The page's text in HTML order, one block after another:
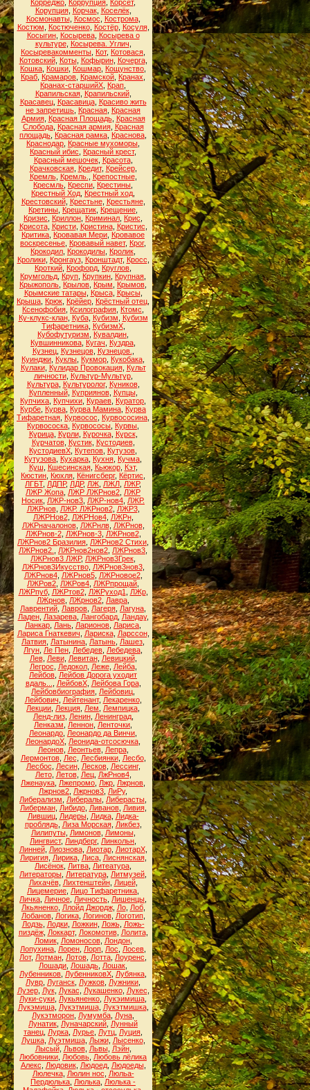
Корреджо Коррупция Корсет,
Корупция, Корчак, Коселёк,
Космонавты, Космос Кострома,
Костюм
Костюченко, Костёр, Косуля,
Косыгин, Косырева, Косырева о
культуре, Косырева. Углич
Косыревакомменты Кот, Котовася
Котовский, Коты, Кофырин, Кочерга,
Кошка Кошки Кошмар Кощунство
Краб Крамаров Крамской Кранах
Кранах-старшийХ Крап
Крапильская, Крапильский,
Красавец, Красавица, Красиво жить
не запретишь Красная Красная
Армия, Красная Площадь, Красная
Слобода, Красная армия, Красная
площадь Красная рамка Краснова
Краснодар Красные мухоморы
Красный ибис
Красный крест,
Красный мешочек, Красота,
Крачковская, Кредит, Крейсер,
Кремль, Кремль. Крепостные,
Кресмль Креспи Крестины
Крестный Ход Крестный ход
Крестовский, Крестьне, Крестьяне,
Кретины Крещатик Крещение
Кризис
Криллон Криминал Крис
Крисота, Кристи, Кристина, Кристис
Критика Кровавая Мери Кровавое
воскресенье Кровавый навет, Крог,
Крокодил Крокодилы Кролик
Кролики, Кронгауз, Кронштадт, Кросс
Кроткий Крофорд Круглов
Крумгольд Круп Крупкин Крупная
Крыжополь Крылов Крым Крымов
Крымские татары, Крыса, Крысы,
Крыша Крюк Крёйер Крёстный отец
Ксенофобия Ксилография Ктомс
Ку-клукс-клан, Куба, Кубизм
Кубизм
Тифаретника, КубизмХ,
Кубофутуризм
Кувалдин
Кувшинникова Кугач Куздра
Кузнец, Кузнецов, Кузнецов.
Куинджи Куклы Кукмор Кукобака
Кулаки, Кулидар Провокация, Культ
личности, Культур-Мультур,
Культура, Культуролог, Куников,
Купленный, Куприянов, Купцы,
Купчиха Купчихи Кураев Куратор
Курбе Курва Курва Мамина Курва
Тифаретная Курвосос Курвососина
Курвососка Курвососы Курвы
Курица, Курли, Курочка, Курск,
Курчатов, Кустик, Кустодиев,
КустодиевХ Кутепов Кутузов
Кутузова Кухарка Кухня Кучма
Куш
Кшесинская, Кьюкор, Кэт,
Кюстин Кюхля Кёнигсберг, Кёртис
ЛГБТ, ЛДПР, ЛДР, ЛЖ ЛЖЛ ЛЖР,
ЛЖР Жопа ЛЖР ЛЖРнов2 ЛЖР
Носик ЛЖР-нов3 ЛЖР-нов4 ЛЖР.
ЛЖРнов, ЛЖР. ЛЖРнов2, ЛЖР3,
ЛЖРНов2, ЛЖРНов4, ЛЖРн,
ЛЖРначалонов, ЛЖРнлв, ЛЖРнов,
ЛЖРнов-2, ЛЖРнов-3, ЛЖРнов2,
ЛЖРнов2 Бразилия ЛЖРнов2 Стихи
ЛЖРнов2.
ЛЖРнов2нов2 ЛЖРнов3
ЛЖРнов3 ЛЖР, ЛЖРнов3Грек
ЛЖРнов3Икусство, ЛЖРнов3нов3,
ЛЖРнов4, ЛЖРнов5, ЛЖРновое2,
ЛЖРов2 ЛЖРов4 ЛЖРпрощай
ЛЖРпуб, ЛЖРтов2, ЛЖРуход1 ЛЖр,
ЛЖрнов ЛЖрнов2 Лавра
Лаврентий Лавров Лагеря Лагуна
Ладен, Лазарева, Лангобард, Ландау,
Ланкар Лань Ларионов Лариса
Лариса Гнаткевич
Лариска, Ларссон,
Латвия Латынина Латынь Лашез
Лгун Ле Пен Лебедев Лебедева
Лев, Леви, Левитан, Левицкий,
Легрос
Ледокол, Леже, Лейба,
Лейбов Лейбов Дорога уходит
вдаль...
ЛейбовХ, Лейбова Гора,
Лейбовбиография Лейбовиц
Лейбович
Лейтенант, Лекаренко,
Лекции Лекция Лем Лемпицка
Ленд-лиз, Ленин, Ленинград,
Ленказм
Леннон Ленточки
Леонардо Леонардо да Винчи
ЛеонардоХ Леонида-отсосючка
Леонов, Леонтьев, Лепра,
Лермонтов, Лес Лесбиянки, Лесбо,
Лесбос
Лесин, Лесков, Лессинг,
Лето, Летов, Лец, ЛжРнов4,
Лженаука Лжепромо Лжр Лжрнов
Лжрнов2 Лжрнов3 ЛиРу,
Либерализм
Либералы Либерасты
Либерман, Либидо, Ливанов, Ливия,
Лившиц, Лидеры, Лидка, Лидка-
проблядь, Лиза Морская, Ликбез,
Лилипуты, Лимонов, Лимоны,
Лингвист, Линдберг, Линкольн
Линней, Лиознова, Лиотар, ЛиотарХ,
Лиригия, Лирика, Лиса, Лиснянская,
Лисёнок Литва Литеатура
Литераторы Литература Литмузей
Лихачёв, Лихтенштейн, Лицей,
Лицемерие Лицо Тифаретника
Личка Личное Личность Лишенцы
Лкьяненко, Ллойд Джордж, Ло, Лоб,
Лобанов, Логика, Логинов, Логотип,
Лодзь, Лодки, Ложкин, Ложь, Ложь-
пиздёж, Локкарт, Локомотив, Лолита,
Ломик, Ломоносов, Лондон,
Лопухина Лорен Лорп Лос Лосев
Лот, Лотман Лотов Лотта Лоуренс
Лошади Лошадь Лошак
Лубенников ЛубенниковХ Лубянка
Лувр Луганск Лужков Лужники
Лузер, Лук, Лукас Лукашенко, Лукес
Луки-суки Лукьяненко Лукэимиша
Лукэмиша, Лукэтмиша, Лукэтмишка,
Лукэтморон Лумумба Луна
Лунатик Луначарский Лунный
танец Лурка Лурье Лутц Луция
Лушка, Луэтмиша, Лыжи, Лысенко,
Лысый, Львов, Львы, Лэйн,
Любовники Любовь Любовь лёлика
Алекс
Людовик, Людоед, Людоеды,
Люлечка, Люлин нос
Люльа-
Пердюлька Люлька Люлька -